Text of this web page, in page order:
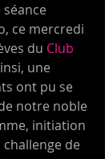
ce mercredi
du Club
une
ont pu se
notre noble
initiation
de